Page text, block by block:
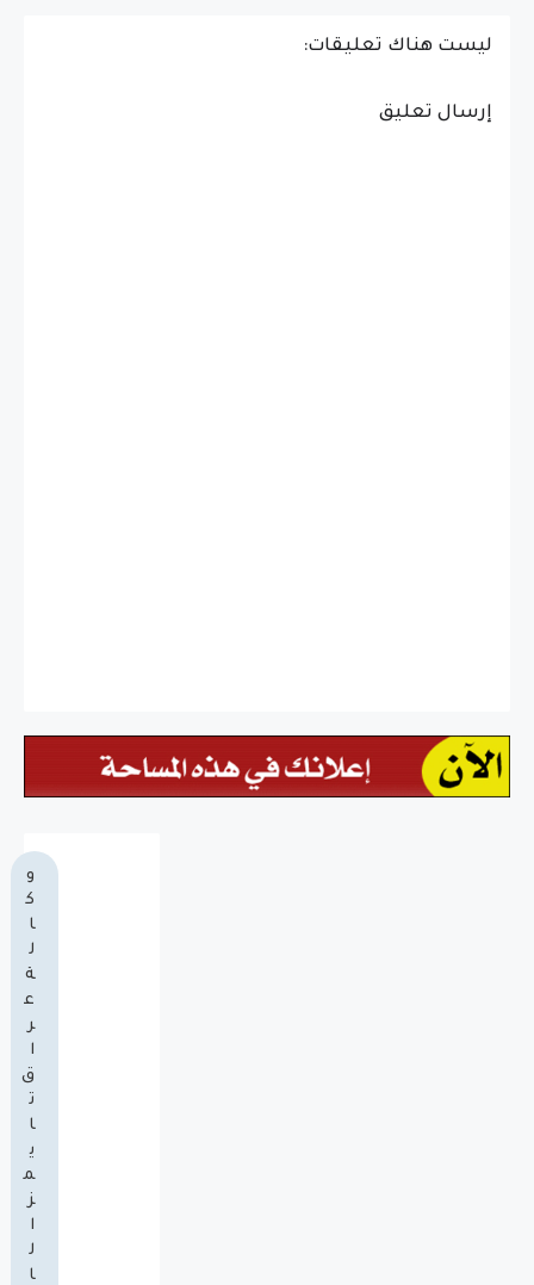
ليست هناك تعليقات:
إرسال تعليق
و
ك
ا
ل
ة
ع
ر
ا
ق
ت
ا
ي
م
ز
ا
ل
ا